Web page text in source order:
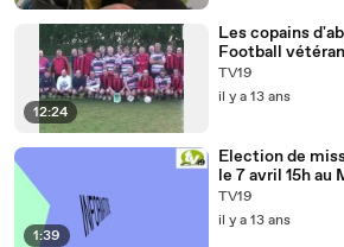
12:24
Les copains
Football
TV19
il y a 13 ans
1:39
Election de
le 7 avril 15h au
TV19
il y a 13 ans